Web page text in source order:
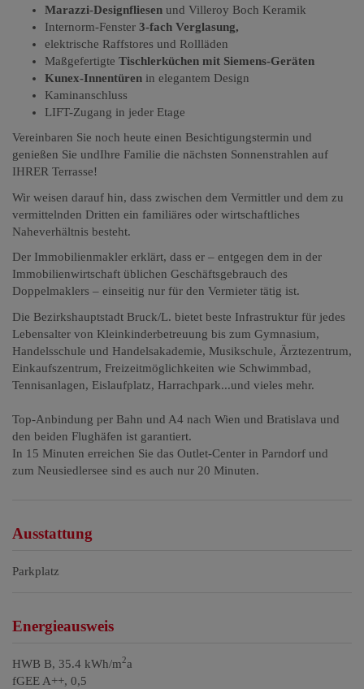
Marazzi-Designfliesen und Villeroy Boch Keramik
Internorm-Fenster 3-fach Verglasung,
elektrische Raffstores und Rollläden
Maßgefertigte Tischlerküchen mit Siemens-Geräten
Kunex-Innentüren in elegantem Design
Kaminanschluss
LIFT-Zugang in jeder Etage
Vereinbaren Sie noch heute einen Besichtigungstermin und
genießen Sie undIhre Familie die nächsten Sonnenstrahlen auf
IHRER Terrasse!
Wir weisen darauf hin, dass zwischen dem Vermittler und dem zu
vermittelnden Dritten ein familiäres oder wirtschaftliches
Naheverhältnis besteht.
Der Immobilienmakler erklärt, dass er – entgegen dem in der
Immobilienwirtschaft üblichen Geschäftsgebrauch des
Doppelmaklers – einseitig nur für den Vermieter tätig ist.
Die Bezirkshauptstadt Bruck/L. bietet beste Infrastruktur für jedes
Lebensalter von Kleinkinderbetreuung bis zum Gymnasium,
Handelsschule und Handelsakademie, Musikschule, Ärztezentrum,
Einkaufszentrum, Freizeitmöglichkeiten wie Schwimmbad,
Tennisanlagen, Eislaufplatz, Harrachpark...und vieles mehr.
Top-Anbindung per Bahn und A4 nach Wien und Bratislava und
den beiden Flughäfen ist garantiert.
In 15 Minuten erreichen Sie das Outlet-Center in Parndorf und
zum Neusiedlersee sind es auch nur 20 Minuten.
Ausstattung
Parkplatz
Energieausweis
HWB B, 35.4 kWh/m2a
fGEE A++, 0,5